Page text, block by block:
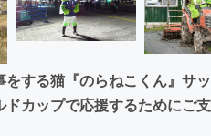
する猫『のらねこくん』サ
カップで応援するためにご